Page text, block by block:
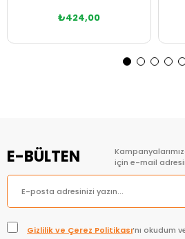
₺424,00
E-BÜLTEN
için e-mail
Gizlilik ve Çerez Politikası’nı okudum